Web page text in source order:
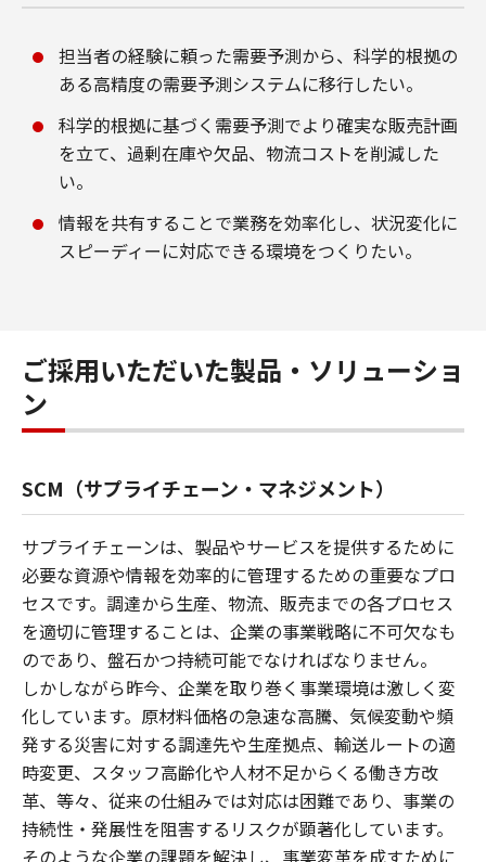
担当者の経験に頼った需要予測から、科学的根拠の
ある高精度の需要予測システムに移行したい。
科学的根拠に基づく需要予測でより確実な販売計画
を立て、過剰在庫や欠品、物流コストを削減した
い。
情報を共有することで業務を効率化し、状況変化に
スピーディーに対応できる環境をつくりたい。
ご採用いただいた製品・ソリューショ
ン
SCM（サプライチェーン・マネジメント）
サプライチェーンは、製品やサービスを提供するために
必要な資源や情報を効率的に管理するための重要なプロ
セスです。調達から生産、物流、販売までの各プロセス
を適切に管理することは、企業の事業戦略に不可欠なも
のであり、盤石かつ持続可能でなければなりません。
しかしながら昨今、企業を取り巻く事業環境は激しく変
化しています。原材料価格の急速な高騰、気候変動や頻
発する災害に対する調達先や生産拠点、輸送ルートの適
時変更、スタッフ高齢化や人材不足からくる働き方改
革、等々、従来の仕組みでは対応は困難であり、事業の
持続性・発展性を阻害するリスクが顕著化しています。
そのような企業の課題を解決し、事業変革を成すために